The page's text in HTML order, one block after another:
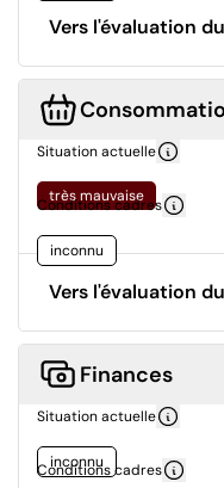
Vers l'évaluation
Situation actuelle
très mauvaise
Conditions cadres
inconnu
Vers l'évaluation
Finances
Situation actuelle
inconnu
Conditions cadres